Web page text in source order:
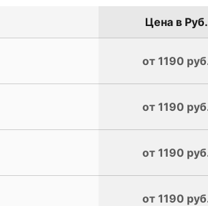
Цена в Руб.
от 1190
от 1190
от 1190
от 1190